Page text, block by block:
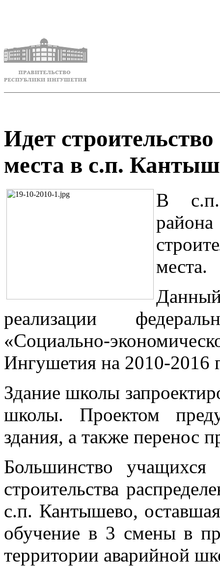
Идет
места в с.п.
В с.п.
места.
реализации
«Социально-
Ингушетия на 2010-2016
Здание школы
школы. Проектом
здания, а также перенос
Большинство
строительства
с.п. Кантышево,
обучение в 3 смены в
территории аварийной